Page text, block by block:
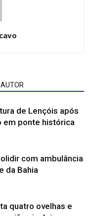
de Lençóis após
em ponte histórica
com ambulância
da Bahia
quatro ovelhas e